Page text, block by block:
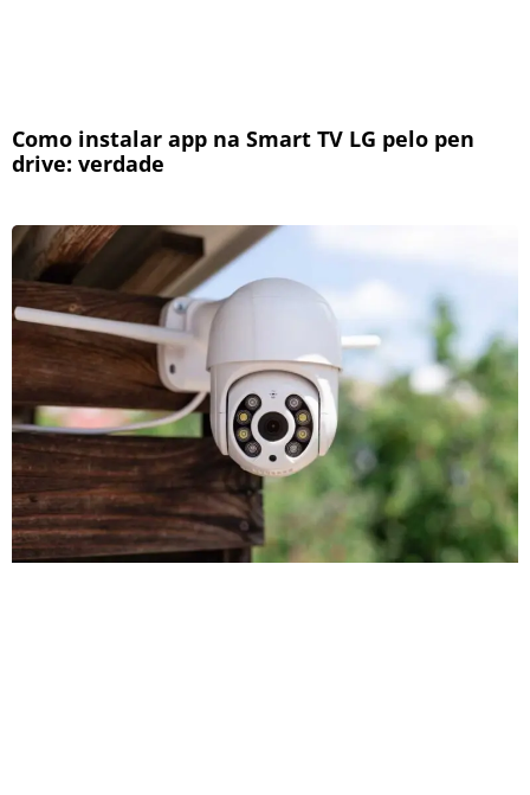
Como instalar app na Smart TV LG pelo pen
drive: verdade